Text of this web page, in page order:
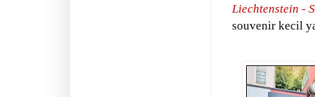
Liechtenstein -
souvenir kecil